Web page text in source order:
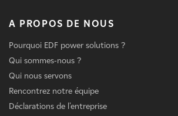
A PROPOS DE NOUS
Pourquoi EDF power solutions ?
Qui sommes-nous ?
Qui nous servons
Rencontrez notre équipe
Déclarations de l'entreprise